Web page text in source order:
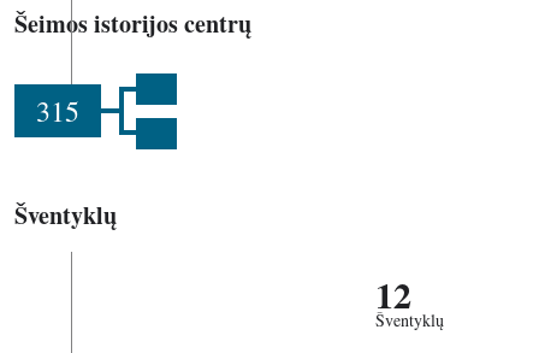
Šeimos istorijos centrų
315
Šventyklų
12
Šventyklų